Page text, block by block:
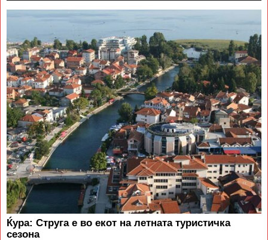
Ќура: Струга е во екот на летната туристичка
сезона